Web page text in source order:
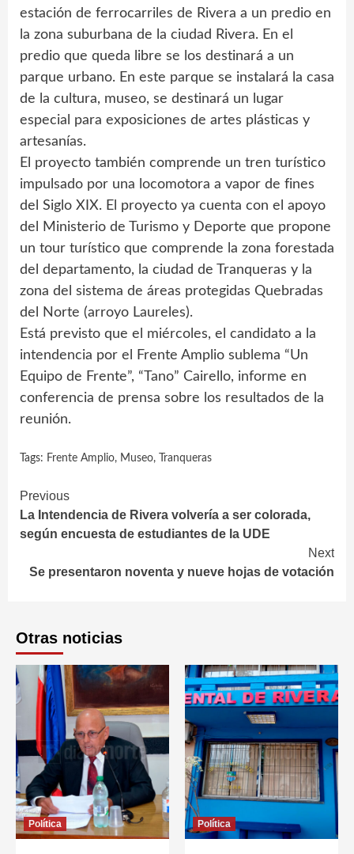
estación de ferrocarriles de Rivera a un predio en
la zona suburbana de la ciudad Rivera. En el
predio que queda libre se los destinará a un
parque urbano. En este parque se instalará la casa
de la cultura, museo, se destinará un lugar
especial para exposiciones de artes plásticas y
artesanías.
El proyecto también comprende un tren turístico
impulsado por una locomotora a vapor de fines
del Siglo XIX. El proyecto ya cuenta con el apoyo
del Ministerio de Turismo y Deporte que propone
un tour turístico que comprende la zona forestada
del departamento, la ciudad de Tranqueras y la
zona del sistema de áreas protegidas Quebradas
del Norte (arroyo Laureles).
Está previsto que el miércoles, el candidato a la
intendencia por el Frente Amplio sublema “Un
Equipo de Frente”, “Tano” Cairello, informe en
conferencia de prensa sobre los resultados de la
reunión.
Tags: Frente Amplio, Museo, Tranqueras
Continue
Reading
Previous
La Intendencia de Rivera volvería a ser colorada,
según encuesta de estudiantes de la UDE
Next
Se presentaron noventa y nueve hojas de votación
Otras noticias
Política Política